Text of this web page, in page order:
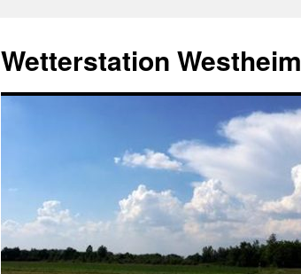
springen
Wetterstation Westheim